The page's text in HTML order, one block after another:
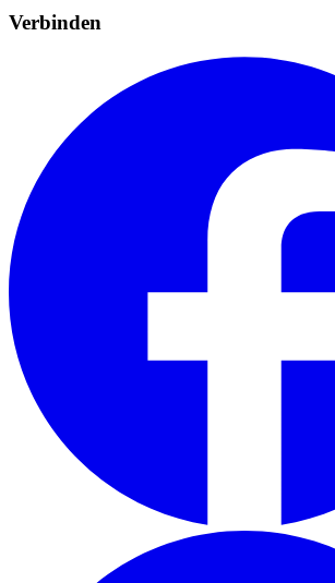
Verbinden